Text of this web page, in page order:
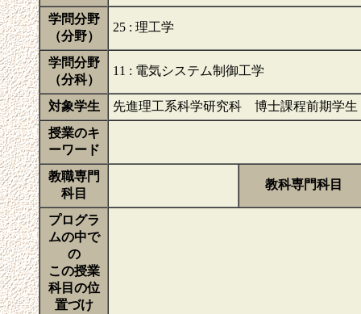
学問分野
（分野）
25 : 理工学
学問分野
（分科）
11 : 電気システム制御工学
対象学生
先進理工系科学研究科 博士課程前期学生
授業のキ
ーワード
教職専門
科目
教科専門科目
プログラ
ムの中で
の
この授業
科目の位
置づけ